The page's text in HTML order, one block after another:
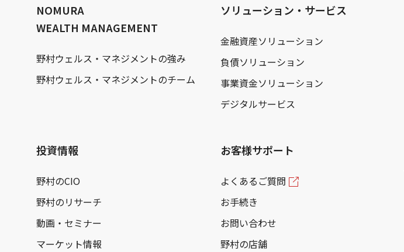
NOMURA
WEALTH MANAGEMENT
野村ウェルス・マネジメントの強み
野村ウェルス・マネジメントのチーム
ソリューション・サービス
金融資産ソリューション
負債ソリューション
事業資金ソリューション
デジタルサービス
投資情報
野村のCIO
野村のリサーチ
動画・セミナー
マーケット情報
お客様サポート
よくあるご質問
お手続き
お問い合わせ
野村の店舗